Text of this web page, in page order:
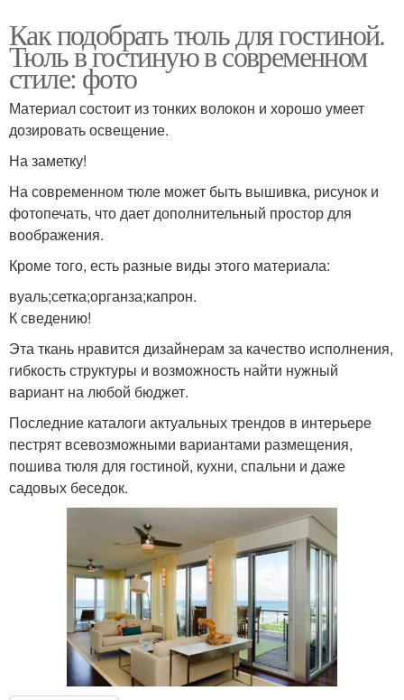
Как подобрать тюль для гостиной.
Тюль в гостиную в современном
стиле: фото
Материал состоит из тонких волокон и хорошо умеет
дозировать освещение.
На заметку!
На современном тюле может быть вышивка, рисунок и
фотопечать, что дает дополнительный простор для
воображения.
Кроме того, есть разные виды этого материала:
вуаль;сетка;органза;капрон.
К сведению!
Эта ткань нравится дизайнерам за качество исполнения,
гибкость структуры и возможность найти нужный
вариант на любой бюджет.
Последние каталоги актуальных трендов в интерьере
пестрят всевозможными вариантами размещения,
пошива тюля для гостиной, кухни, спальни и даже
садовых беседок.